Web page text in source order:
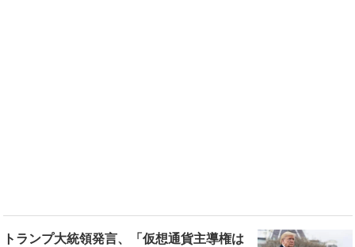
トランプ大統領発言、「仮想通貨主導権は